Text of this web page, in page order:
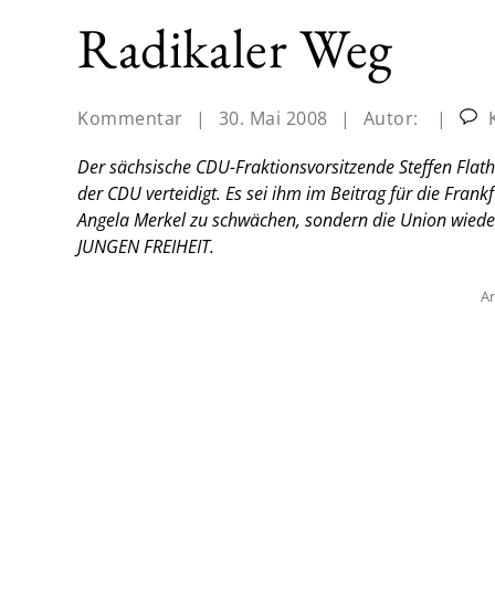
Radikaler Weg
Kommentar | 30. Mai 2008 | Autor: |
Der sächsische CDU-Fraktionsvorsitzende Steffen
der CDU verteidigt. Es sei ihm im Beitrag für die
Angela Merkel zu schwächen, sondern die Union
JUNGEN FREIHEIT.